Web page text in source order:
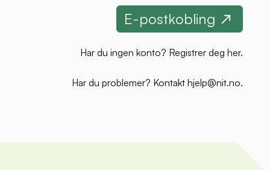
Har du ingen konto? Registrer deg her.
Har du problemer? Kontakt hjelp@nit.no.